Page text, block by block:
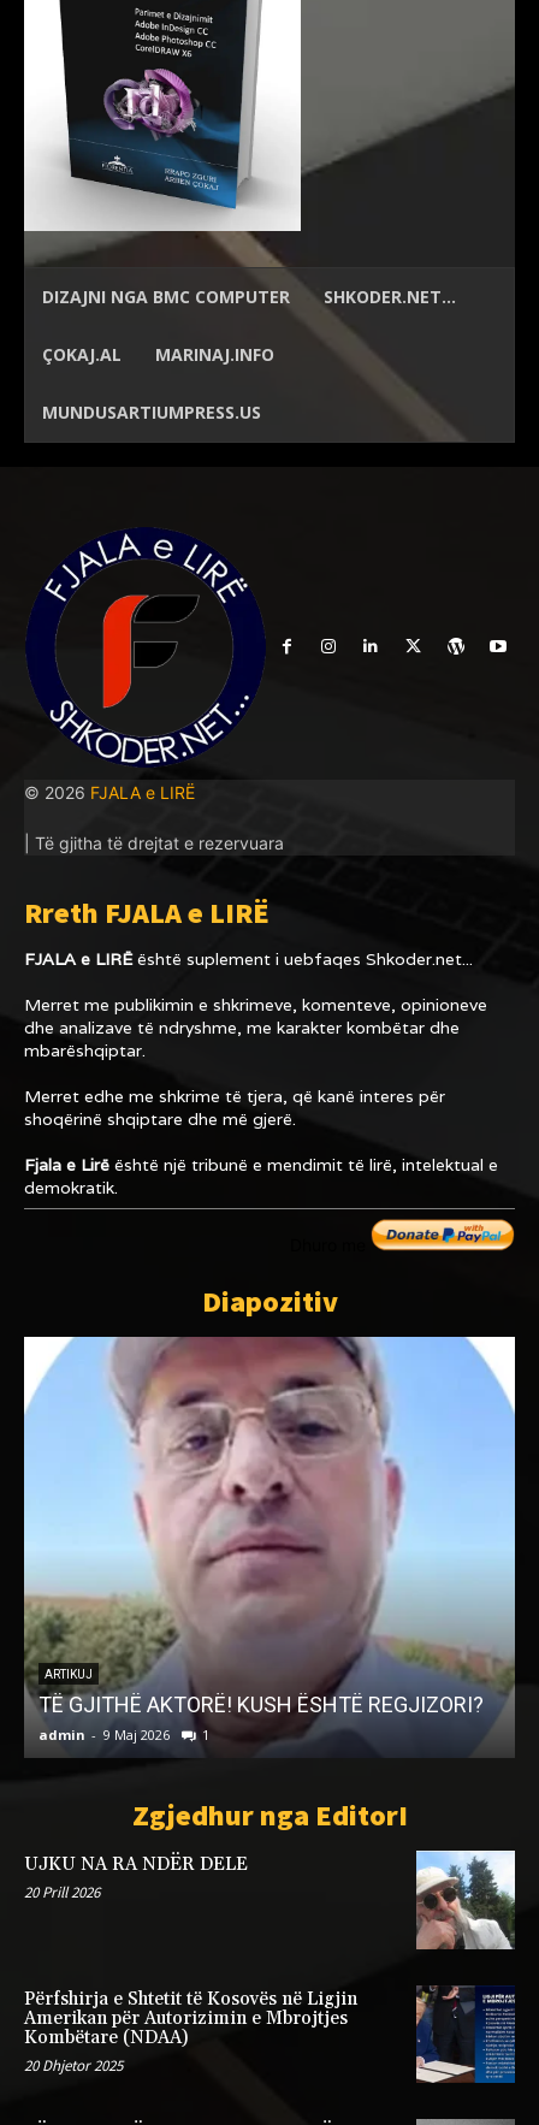
DIZAJNI NGA BMC COMPUTER SHKODER.NET…
ÇOKAJ.AL MARINAJ.INFO
MUNDUSARTIUMPRESS.US
© 2026 FJALA e LIRË
| Të gjitha të drejtat e rezervuara
Rreth FJALA e LIRË
FJALA e LIRËështë suplement i uebfaqes Shkoder.net...
Merret me publikimin e shkrimeve, komenteve, opinioneve
dhe analizave të ndryshme, me karakter kombëtar dhe
mbarëshqiptar.
Merret edhe me shkrime të tjera, që kanë interes për
shoqërinë shqiptare dhe më gjerë.
Fjala e Lirë është një tribunë e mendimit të lirë, intelektual e
demokratik.
Diapozitiv
ARTIKUJ
TË GJITHË AKTORË! KUSH ËSHTË REGJIZORI?
admin - 9 Maj 2026 1
Zgjedhur nga EditorI
UJKU NA RA NDËR DELE
20 Prill 2026
Përfshirja e Shtetit të Kosovës në Ligjin
Amerikan për Autorizimin e Mbrojtjes
Kombëtare (NDAA)
20 Dhjetor 2025